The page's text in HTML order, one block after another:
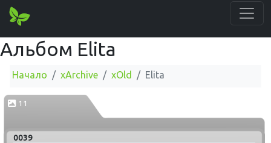
Альбом Elita
Начало xArchive xOld Elita
11
0039